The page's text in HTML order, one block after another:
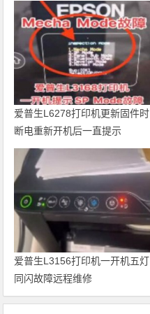
爱普生L6278打印机更新固件时
断电重新开机后一直提示
Recovery Mode故障
爱普生L3156打印机一开机五灯
同闪故障远程维修